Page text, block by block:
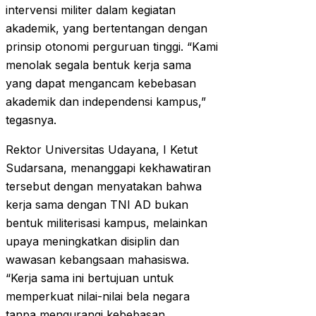
intervensi militer dalam kegiatan
akademik, yang bertentangan dengan
prinsip otonomi perguruan tinggi. “Kami
menolak segala bentuk kerja sama
yang dapat mengancam kebebasan
akademik dan independensi kampus,”
tegasnya.​
Rektor Universitas Udayana, I Ketut
Sudarsana, menanggapi kekhawatiran
tersebut dengan menyatakan bahwa
kerja sama dengan TNI AD bukan
bentuk militerisasi kampus, melainkan
upaya meningkatkan disiplin dan
wawasan kebangsaan mahasiswa.
“Kerja sama ini bertujuan untuk
memperkuat nilai-nilai bela negara